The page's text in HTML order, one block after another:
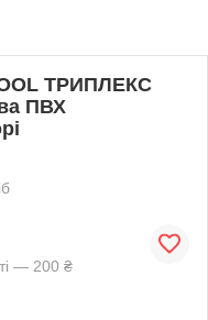
ТРИПЛЕКС
ПВХ
— 200 ₴